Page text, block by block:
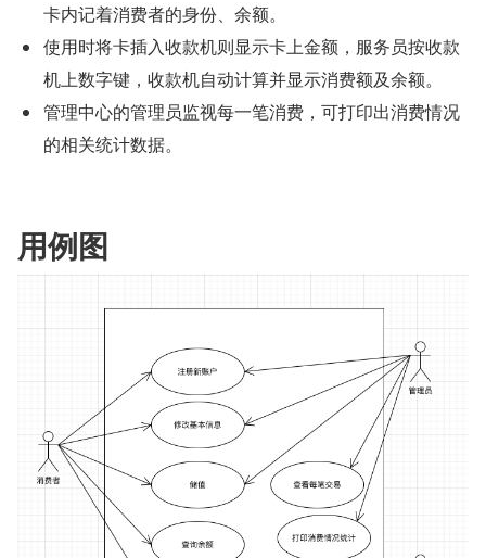
卡内记着消费者的身份、余额。
使用时将卡插入收款机则显示卡上金额，服务员按收款
机上数字键，收款机自动计算并显示消费额及余额。
管理中心的管理员监视每一笔消费，可打印出消费情况
的相关统计数据。
用例图